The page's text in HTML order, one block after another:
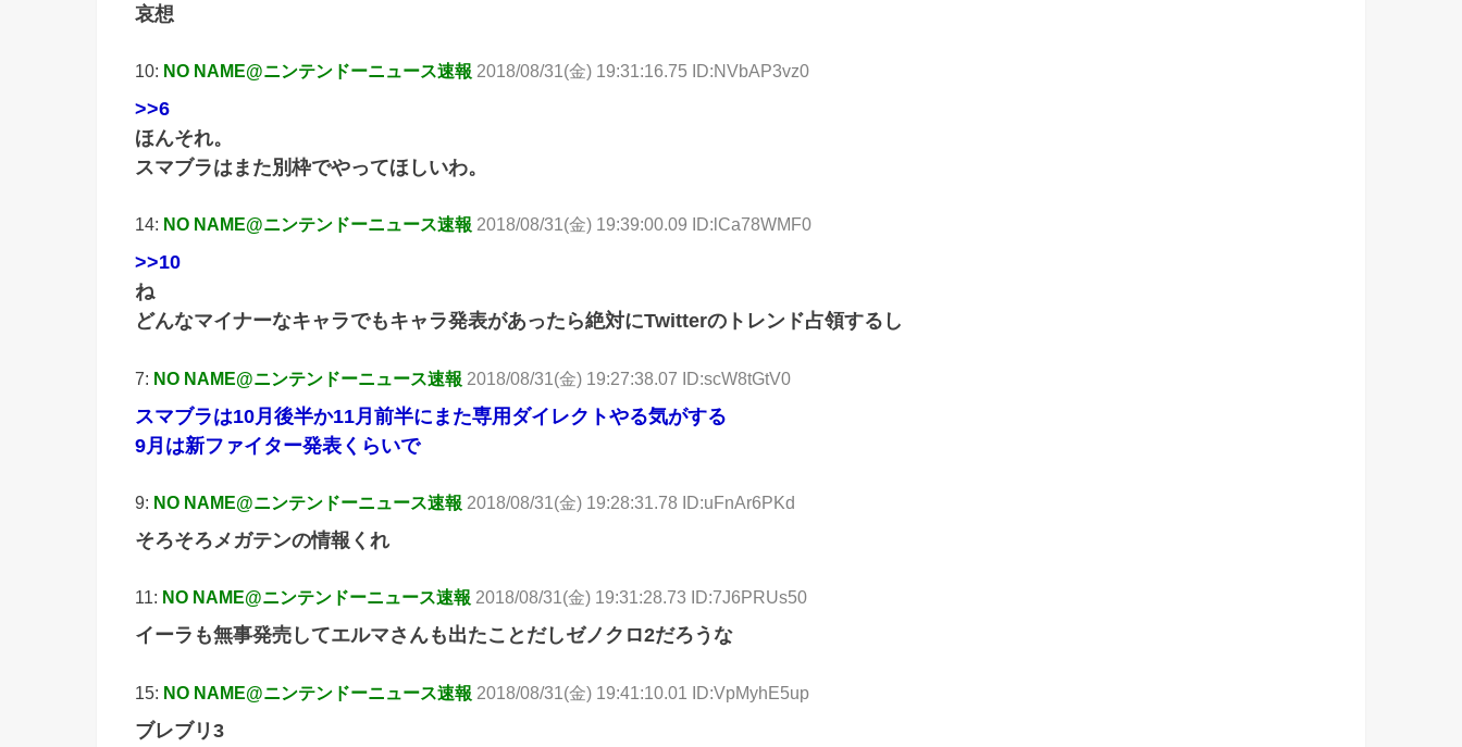
哀想
10: NO NAME@ニンテンドーニュース速報 2018/08/31(金) 19:31:16.75 ID:NVbAP3vz0
>>6
ほんそれ。
スマブラはまた別枠でやってほしいわ。
14: NO NAME@ニンテンドーニュース速報 2018/08/31(金) 19:39:00.09 ID:lCa78WMF0
>>10
ね
どんなマイナーなキャラでもキャラ発表があったら絶対にTwitterのトレンド占領するし
7: NO NAME@ニンテンドーニュース速報 2018/08/31(金) 19:27:38.07 ID:scW8tGtV0
スマブラは10月後半か11月前半にまた専用ダイレクトやる気がする
9月は新ファイター発表くらいで
9: NO NAME@ニンテンドーニュース速報 2018/08/31(金) 19:28:31.78 ID:uFnAr6PKd
そろそろメガテンの情報くれ
11: NO NAME@ニンテンドーニュース速報 2018/08/31(金) 19:31:28.73 ID:7J6PRUs50
イーラも無事発売してエルマさんも出たことだしゼノクロ2だろうな
15: NO NAME@ニンテンドーニュース速報 2018/08/31(金) 19:41:10.01 ID:VpMyhE5up
ブレブリ3